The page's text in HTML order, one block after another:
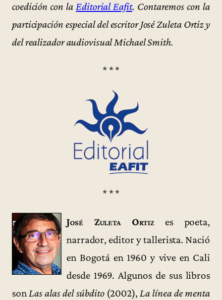
coedición con laEditorial Eafit. Contaremos con la
participación especial del escritor José Zuleta Ortiz y
del realizador audiovisual Michael Smith.
* * *
* * *
José Zuleta Ortizes poeta,
narrador, editor y tallerista. Nació
en Bogotá en 1960 y vive en Cali
desde 1969. Algunos de sus libros
sonLas alas del súbdito(2002),La línea de menta